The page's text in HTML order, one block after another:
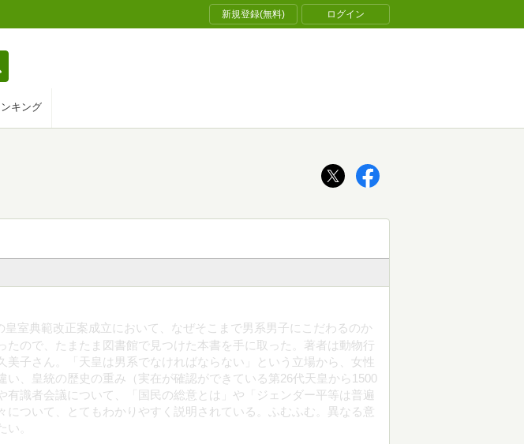
新規登録(無料) ログイン
キング
皇室典範改正案成立において、なぜそこまで男系男子にこだわるのか
たので、たまたま図書館で見つけた本書を手に取った。著者は動物行
美子さん。「天皇は男系でなければならない」という立場から、女性
い、皇統の歴史の重み（実在が確認ができている第26代天皇から1500
有識者会議について、「国民の総意とは」や「ジェンダー平等は普遍
について、とてもわかりやすく説明されている。ふむふむ。異なる意
い。